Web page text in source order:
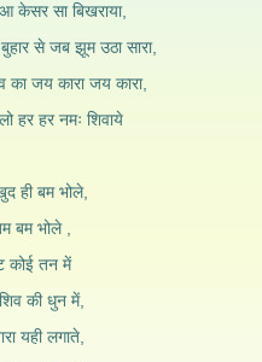
केसर सा बिखराया,
से जब झूम उठा सारा,
का जय कारा जय कारा,
हर हर नमः शिवाये
ही बम भोले,
बम भोले ,
कोई तन में
की धुन में,
यही लगाते,